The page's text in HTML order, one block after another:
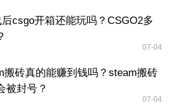
csgo开箱还能玩吗？CSGO2多
07-04
搬砖真的能赚到钱吗？steam搬砖
被封号？
07-04